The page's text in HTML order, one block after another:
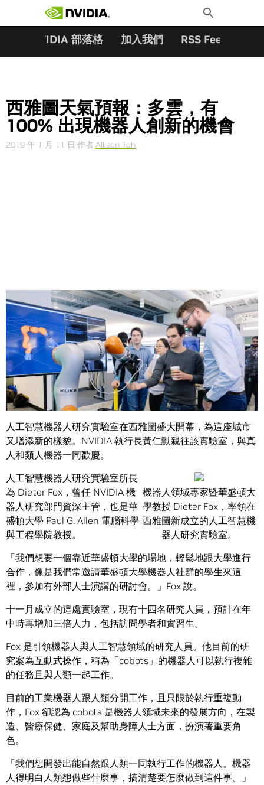
Toggle
Search
NVIDIA 部落格 加入我們 RSS Feeds
西雅圖天氣預報：多雲，有
100% 出現機器人創新的機會
2019 年 1 月 11 日 作者 Allison Toh
Share
下雨、雷尼爾山，還有機器人。
人工智慧機器人研究實驗室在西雅圖盛大開幕，為這座城市
又增添新的樣貌。NVIDIA 執行長黃仁勳親往該實驗室，與真
人和類人機器一同歡慶。
機器人領域專家暨華盛頓大
學教授 Dieter Fox，率領在
西雅圖新成立的人工智慧機
器人研究實驗室。
人工智慧機器人研究實驗室所長
為 Dieter Fox，曾任 NVIDIA 機
器人研究部門資深主管，也是華
盛頓大學 Paul G. Allen 電腦科學
與工程學院教授。
「我們想要一個靠近華盛頓大學的場地，輕鬆地跟大學進行
合作，像是我們常邀請華盛頓大學機器人社群的學生來這
裡，參加有外部人士演講的研討會。」Fox 說。
十一月成立的這處實驗室，現有十四名研究人員，預計在年
中時再增加三倍人力，包括訪問學者和實習生。
Fox 是引領機器人與人工智慧領域的研究人員。他目前的研
究案為互動式操作，稱為「cobots」的機器人可以執行複雜
的任務且與人類一起工作。
目前的工業機器人跟人類分開工作，且只限於執行重複動
作，Fox 卻認為 cobots 是機器人領域未來的發展方向，在製
造、醫療保健、家庭及幫助身障人士方面，扮演著重要角
色。
「我們想開發出能自然跟人類一同執行工作的機器人。機器
人得明白人類想做些什麼事，搞清楚要怎麼做到這件事。」